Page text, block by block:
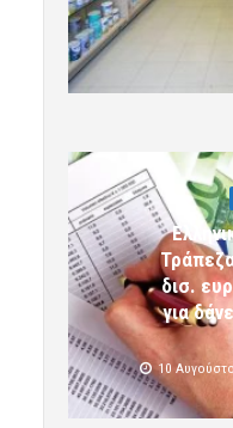
δισ.
για
10